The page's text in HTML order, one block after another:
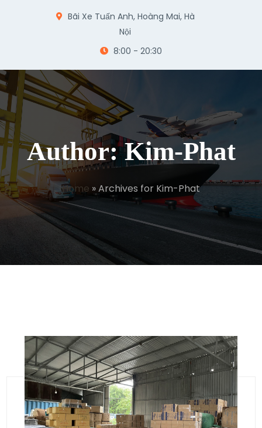
Bãi Xe Tuấn Anh, Hoàng Mai, Hà
Nội
8:00 - 20:30
Author: Kim-Phat
Home »Archives for Kim-Phat